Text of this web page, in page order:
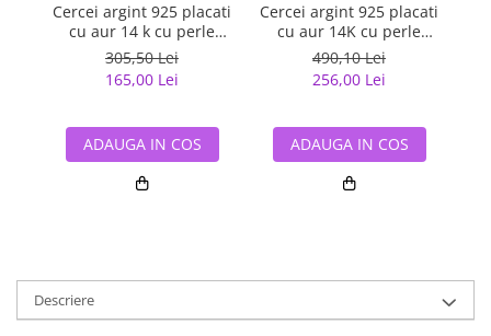
Cercei argint 925 placati
cu aur 14 k cu perle
naturale
305,50 Lei
165,00 Lei
ADAUGA IN COS
Cercei argint 925 placati
cu aur 14K cu perle
naturale
490,10 Lei
256,00 Lei
ADAUGA IN COS
Descriere